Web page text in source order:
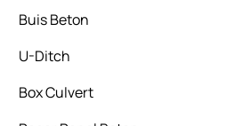
Buis Beton
U-Ditch
Box Culvert